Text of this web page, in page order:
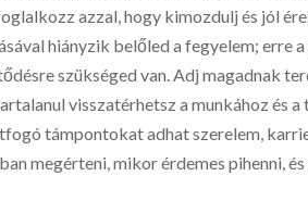
azzal, hogy kimozdulj és jól
hiányzik belőled a fegyelem; erre a
szükséged van. Adj magadnak
visszatérhetsz a munkához és
támpontokat adhat szerelem,
megérteni, mikor érdemes pihenni,